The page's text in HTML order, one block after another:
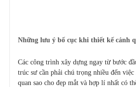
Những lưu ý bố cục khi thiết kế cảnh
Các công trình xây dựng ngay từ bước
trúc sư cần phải chú trọng nhiều đến việc
quan sao cho đẹp mắt và hợp lí nhất có